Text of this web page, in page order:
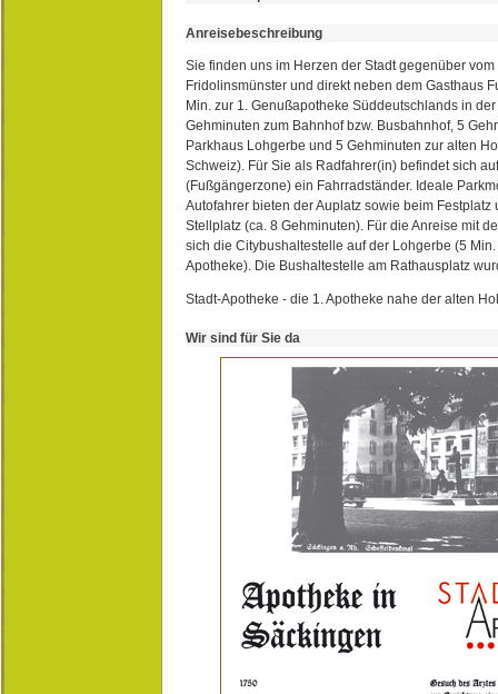
Anreisebeschreibung
Sie finden uns im Herzen der Stadt gegenüber
Fridolinsmünster und direkt neben dem Gasthaus
Min. zur 1. Genußapotheke Süddeutschlands in
Gehminuten zum Bahnhof bzw. Busbahnhof, 5
Parkhaus Lohgerbe und 5 Gehminuten zur alten
Schweiz). Für Sie als Radfahrer(in) befindet sich
(Fußgängerzone) ein Fahrradständer. Ideale
Autofahrer bieten der Auplatz sowie beim Festplatz
Stellplatz (ca. 8 Gehminuten). Für die Anreise mit
sich die Citybushaltestelle auf der Lohgerbe (5
Apotheke). Die Bushaltestelle am Rathausplatz
Stadt-Apotheke - die 1. Apotheke nahe der alten
Wir sind für Sie da